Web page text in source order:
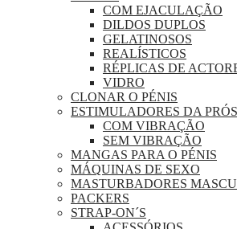
COM EJACULAÇÃO
DILDOS DUPLOS
GELATINOSOS
REALÍSTICOS
RÉPLICAS DE
VIDRO
CLONAR O PÉNIS
ESTIMULADORES DA
COM VIBRAÇÃO
SEM VIBRAÇÃO
MANGAS PARA O PÉNIS
MÁQUINAS DE SEXO
MASTURBADORES
PACKERS
STRAP-ON´S